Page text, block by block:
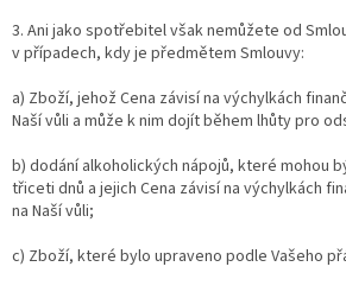
3. Ani jako spotřebitel však nemůžete od
v případech, kdy je předmětem Smlouvy:
a) Zboží, jehož Cena závisí na výchylkách
Naší vůli a může k nim dojít během lhůty pro
b) dodání alkoholických nápojů, které mohou
třiceti dnů a jejich Cena závisí na výchylkách
na Naší vůli;
c) Zboží, které bylo upraveno podle Vašeho